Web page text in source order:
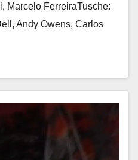
Marcelo FerreiraTusche:
Andy Owens, Carlos